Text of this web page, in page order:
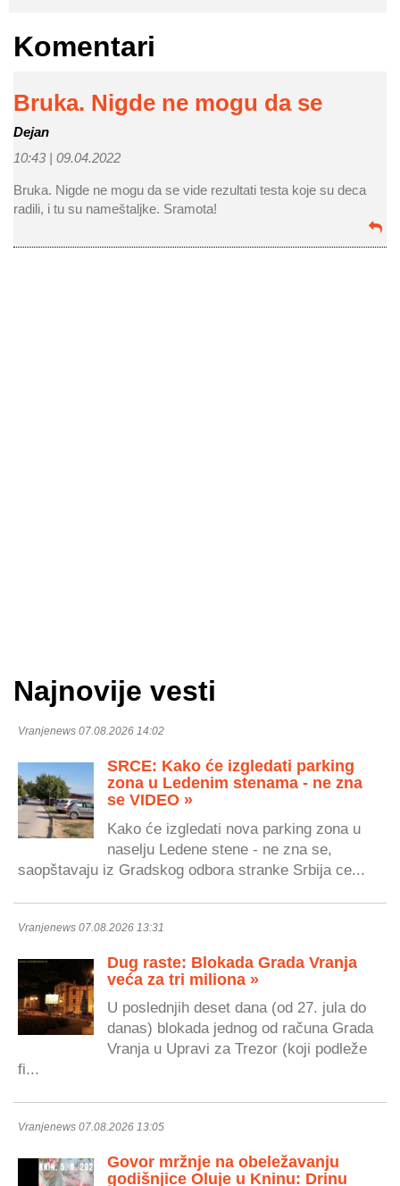
Komentari
Bruka. Nigde ne mogu da se
Dejan
10:43 | 09.04.2022
Bruka. Nigde ne mogu da se vide rezultati testa koje su deca
radili, i tu su nameštaljke. Sramota!
Najnovije vesti
Vranjenews 07.08.2026 14:02
SRCE: Kako će izgledati parking
zona u Ledenim stenama - ne zna
se VIDEO »
Kako će izgledati nova parking zona u
naselju Ledene stene - ne zna se,
saopštavaju iz Gradskog odbora stranke Srbija ce...
Vranjenews 07.08.2026 13:31
Dug raste: Blokada Grada Vranja
veća za tri miliona »
U poslednjih deset dana (od 27. jula do
danas) blokada jednog od računa Grada
Vranja u Upravi za Trezor (koji podleže
fi...
Vranjenews 07.08.2026 13:05
Govor mržnje na obeležavanju
godišnjice Oluje u Kninu: Drinu